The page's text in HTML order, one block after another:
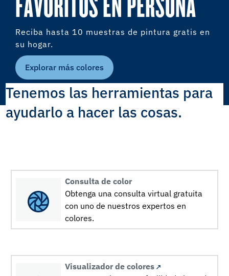
Reciba hasta 10 muestras de pintura gratis en
su hogar.
Explorar más colores
Tenemos las herramientas para
ayudarlo a hacer las cosas.
Consulta de color
Obtenga una consulta virtual gratuita
con uno de nuestros expertos en
colores.
Visualizador de colores